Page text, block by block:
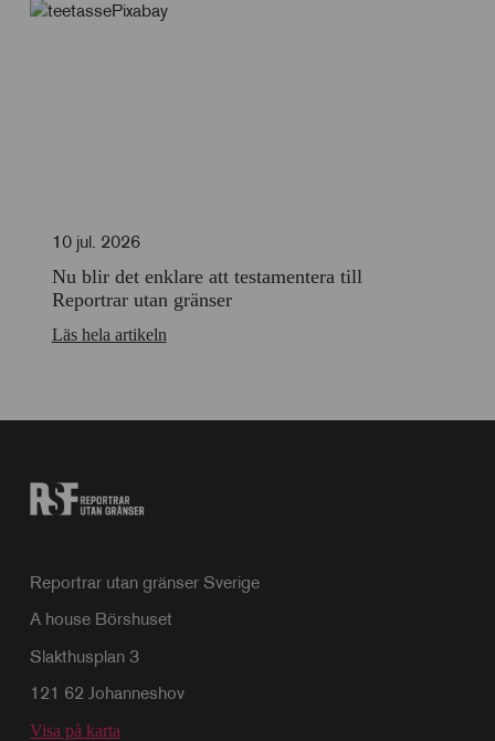
10 jul. 2026
Nu blir det enklare att testamentera till
Reportrar utan gränser
Läs hela artikeln
Reportrar utan gränser Sverige
A house Börshuset
Slakthusplan 3
121 62 Johanneshov
Visa på karta